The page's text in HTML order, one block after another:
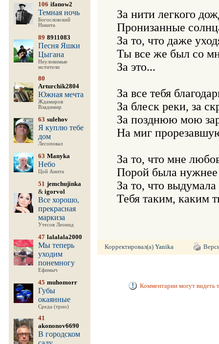
106 ifanow2
Темная ночь
Богословский
Никита
89 8911083
Песня Яшки
Цыгана
Неуловимые
мстители
80
Arturchik2804
Южная мечта
Ждамиров
Владимир
63 sulehov
Я куплю тебе
дом
Лесоповал
63 Manyka
Небо
Цой Анита
51 jemchujinka
& igorvol
Все хорошо,
прекрасная
маркиза
Утесов Леонид
47 lalalala2000
Мы теперь
уходим
понемногу
Ефимыч
45 muhomorr
Губы
окаянные
Среда (трио)
41
akononov6690
В городском
За нити легкого
Пронизанные
За то, что даже
Ты все же был со
За это...
За все тебя
За блеск реки, за
За позднюю мою
На миг
За то, что мне
Порой была нужнее
За то, что выдумала
Корректировал(а) Yanika
Комментарии могут видеть